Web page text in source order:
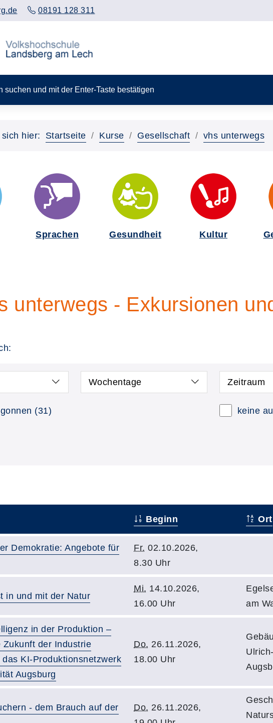
08191 128 311
und mit der Enter-Taste bestätigen
hier: Startseite Kurse Gesellschaft vhs unterwegs
Sprachen Gesundheit Kultur
unterwegs - Exkursionen
Wochentage Zeitraum
(31) keine
Beginn Ort
Demokratie: Angebote für
Fr. 02.10.2026,
8.30 Uhr
in und mit der Natur
Mi. 14.10.2026,
16.00 Uhr
am
in der Produktion –
Zukunft der Industrie
KI-Produktionsnetzwerk
Augsburg
Do. 26.11.2026,
18.00 Uhr
- dem Brauch auf der
Do. 26.11.2026,